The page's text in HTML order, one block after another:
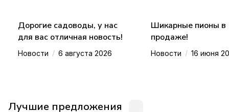
Дорогие садоводы, у нас
для вас отличная новость!
Новости / 6 августа 2026
Шикарные пионы в
продаже!
Новости / 16 июня
Лучшие предложения